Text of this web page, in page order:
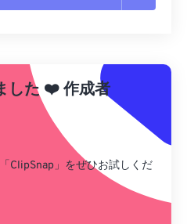
存
した ❤️作成者
ClipSnap」をぜひお試しくだ